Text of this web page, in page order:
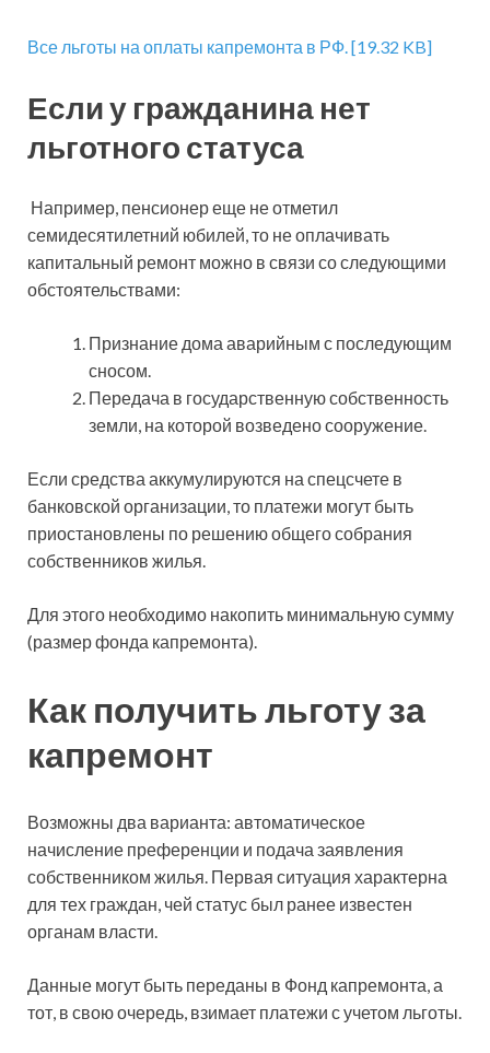
Все льготы на оплаты капремонта в РФ. [19.32 KB]
Если у гражданина нет
льготного статуса
Например, пенсионер еще не отметил
семидесятилетний юбилей, то не оплачивать
капитальный ремонт можно в связи со следующими
обстоятельствами:
Признание дома аварийным с последующим
сносом.
Передача в государственную собственность
земли, на которой возведено сооружение.
Если средства аккумулируются на спецсчете в
банковской организации, то платежи могут быть
приостановлены по решению общего собрания
собственников жилья.
Для этого необходимо накопить минимальную сумму
(размер фонда капремонта).
Как получить льготу за
капремонт
Возможны два варианта: автоматическое
начисление преференции и подача заявления
собственником жилья. Первая ситуация характерна
для тех граждан, чей статус был ранее известен
органам власти.
Данные могут быть переданы в Фонд капремонта, а
тот, в свою очередь, взимает платежи с учетом льготы.